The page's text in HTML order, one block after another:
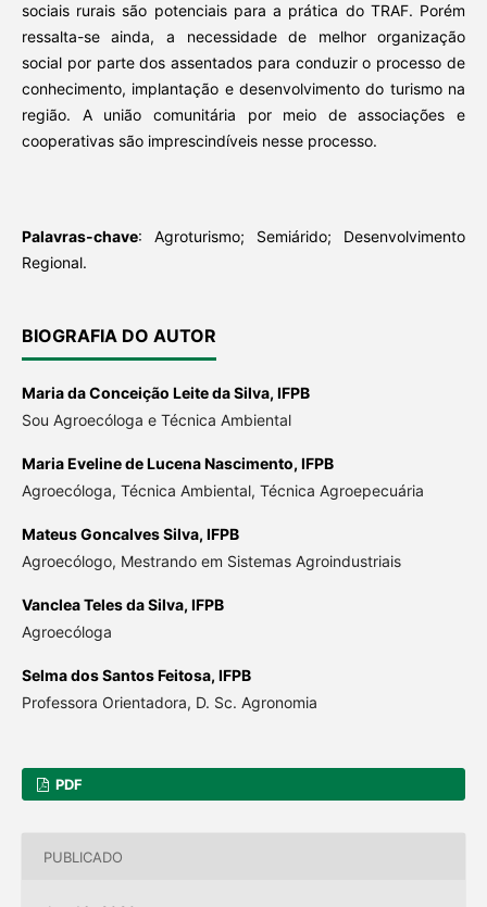
sociais rurais são potenciais para a prática do TRAF. Porém
ressalta-se ainda, a necessidade de melhor organização
social por parte dos assentados para conduzir o processo de
conhecimento, implantação e desenvolvimento do turismo na
região. A união comunitária por meio de associações e
cooperativas são imprescindíveis nesse processo.
Palavras-chave: Agroturismo; Semiárido; Desenvolvimento
Regional.
BIOGRAFIA DO AUTOR
Maria da Conceição Leite da Silva, IFPB
Sou Agroecóloga e Técnica Ambiental
Maria Eveline de Lucena Nascimento, IFPB
Agroecóloga, Técnica Ambiental, Técnica Agroepecuária
Mateus Goncalves Silva, IFPB
Agroecólogo, Mestrando em Sistemas Agroindustriais
Vanclea Teles da Silva, IFPB
Agroecóloga
Selma dos Santos Feitosa, IFPB
Professora Orientadora, D. Sc. Agronomia
PDF
PUBLICADO